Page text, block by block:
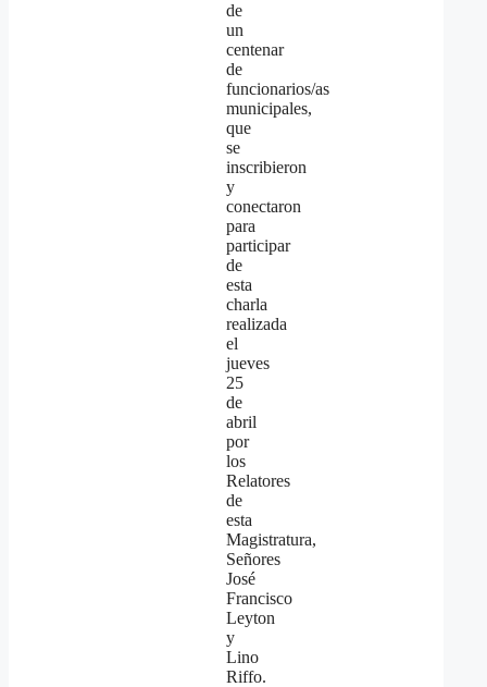
de
un
centenar
de
funcionarios/as
municipales,
que
se
inscribieron
y
conectaron
para
participar
de
esta
charla
realizada
el
jueves
25
de
abril
por
los
Relatores
de
esta
Magistratura,
Señores
José
Francisco
Leyton
y
Lino
Riffo.